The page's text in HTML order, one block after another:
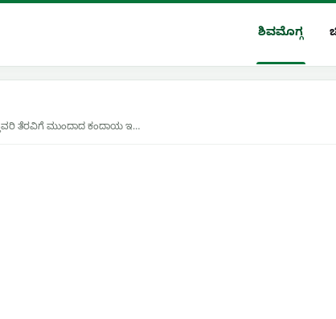
ಶಿವಮೊಗ್ಗ
ತೆರವಿಗೆ ಮುಂದಾದ ಕಂದಾಯ ಇ…